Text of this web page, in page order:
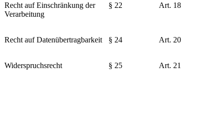
Recht auf Einschränkung der
Verarbeitung
§ 22 Art. 18
Recht auf Datenübertragbarkeit § 24 Art. 20
Widerspruchsrecht § 25 Art. 21